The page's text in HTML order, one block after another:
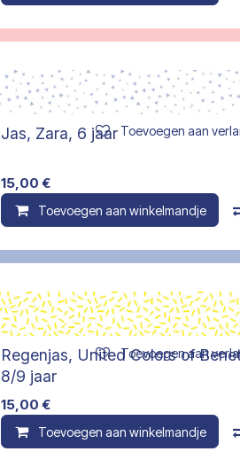
Jas, Zara, 6 jaar
15,00 €
Toevoegen aan winkelmandje
Toevoegen aan
Regenjas, United Colors of
8/9 jaar
15,00 €
Toevoegen aan winkelmandje
Toevoegen aan